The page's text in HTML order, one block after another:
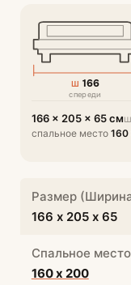
Ш 166
спереди
166 × 205 × 65 см
спальное место 160
Размер
166 х 205 х 65
Спальное
160 х 200